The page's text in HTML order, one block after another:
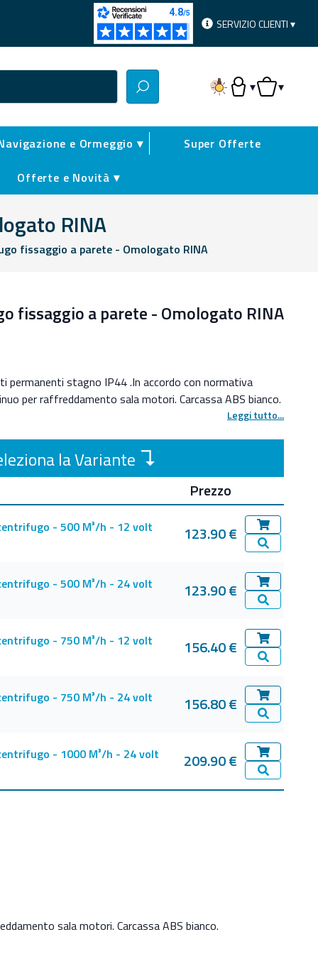
SERVIZIO CLIENTI ▾
▾
Accesso Utente
▾
Carrello
e Ormeggio ▾
Super Offerte
Offerte e Novità ▾
RINA
fissaggio a parete - Omologato RINA
fissaggio a parete - Omologato RINA
permanenti stagno IP44 .In accordo con normativa
per raffreddamento sala motori. Carcassa ABS bianco.
Leggi tutto...
la Variante ↴
Prezzo
- 500 M³/h - 12 volt 123.90 €
Aggiungi al
Vedi
- 500 M³/h - 24 volt
123.90 €
Aggiungi al
Vedi
- 750 M³/h - 12 volt
156.40 €
Aggiungi al
Vedi
- 750 M³/h - 24 volt
156.80 €
Aggiungi al
Vedi
- 1000 M³/h - 24 volt
209.90 €
Aggiungi al
Vedi
sala motori. Carcassa ABS bianco.